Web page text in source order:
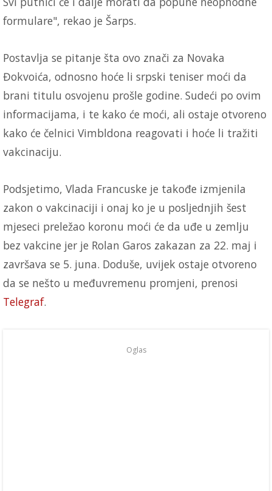
formulare", rekao je Šarps.
Postavlja se pitanje šta ovo znači za Novaka
Đokvoića, odnosno hoće li srpski teniser moći da
brani titulu osvojenu prošle godine. Sudeći po ovim
informacijama, i te kako će moći, ali ostaje otvoreno
kako će čelnici Vimbldona reagovati i hoće li tražiti
vakcinaciju.
Podsjetimo, Vlada Francuske je takođe izmjenila
zakon o vakcinaciji i onaj ko je u posljednjih šest
mjeseci preležao koronu moći će da uđe u zemlju
bez vakcine jer je Rolan Garos zakazan za 22. maj i
završava se 5. juna. Doduše, uvijek ostaje otvoreno
da se nešto u međuvremenu promjeni, prenosi
Telegraf.
Oglas